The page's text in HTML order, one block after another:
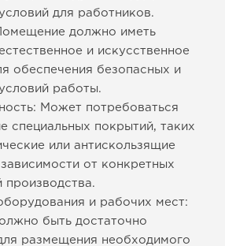
для работников.
должно иметь
и искусственное
обеспечения безопасных и
работы.
Может потребоваться
специальных покрытий, таких
или антискользящие
от конкретных
производства.
и рабочих мест:
быть достаточно
размещения необходимого